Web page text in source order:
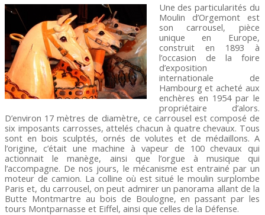
Une des particularités du
Moulin d’Orgemont est
son carrousel, pièce
unique en Europe,
construit en 1893 à
l’occasion de la foire
d’exposition
internationale de
Hambourg et acheté aux
enchères en 1954 par le
propriétaire d’alors.
D’environ 17 mètres de diamètre, ce carrousel est composé de
six imposants carrosses, attelés chacun à quatre chevaux. Tous
sont en bois sculptés, ornés de volutes et de médaillons. A
l’origine, c’était une machine à vapeur de 100 chevaux qui
actionnait le manège, ainsi que l’orgue à musique qui
l’accompagne. De nos jours, le mécanisme est entrainé par un
moteur de camion. La colline où est situé le moulin surplombe
Paris et, du carrousel, on peut admirer un panorama allant de la
Butte Montmartre au bois de Boulogne, en passant par les
tours Montparnasse et Eiffel, ainsi que celles de la Défense.